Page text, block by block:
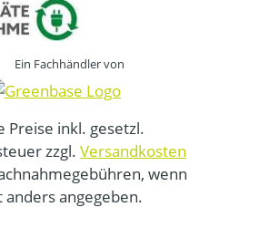
Ein Fachhändler von
Preise inkl. gesetzl.
zzgl. Versandkosten
wenn
anders angegeben.